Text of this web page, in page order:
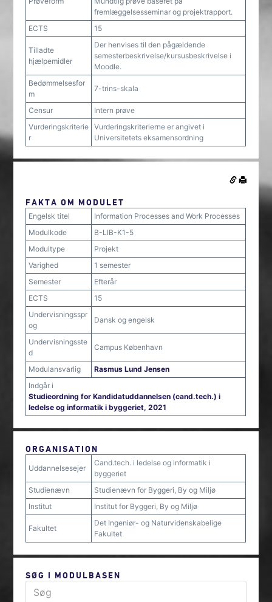
fremlæggelsesseminar og projektrapport.
ECTS
15
Tilladte
hjælpemidler
Der henvises til den pågældende
semesterbeskrivelse/kursusbeskrivelse i
Moodle.
Bedømmelsesfor
m
7-trins-skala
Censur
Intern prøve
Vurderingskriterie
r
Vurderingskriterierne er angivet i
Universitetets eksamensordning
FAKTA OM MODULET
Engelsk titel
Information Processes and Work Processes
Modulkode
B-LIB-K1-5
Modultype
Projekt
Varighed
1 semester
Semester
Efterår
ECTS
15
Undervisningsspr
og
Dansk og engelsk
Undervisningsste
d
Campus København
Modulansvarlig
Rasmus Lund Jensen
Indgår i
Studieordning for Kandidatuddannelsen (cand.tech.) i
ledelse og informatik i byggeriet, 2021
ORGANISATION
Uddannelsesejer
Cand.tech. i ledelse og informatik i
byggeriet
Studienævn
Studienævn for Byggeri, By og Miljø
Institut
Institut for Byggeri, By og Miljø
Fakultet
Det Ingeniør- og Naturvidenskabelige
Fakultet
SØG I MODULBASEN